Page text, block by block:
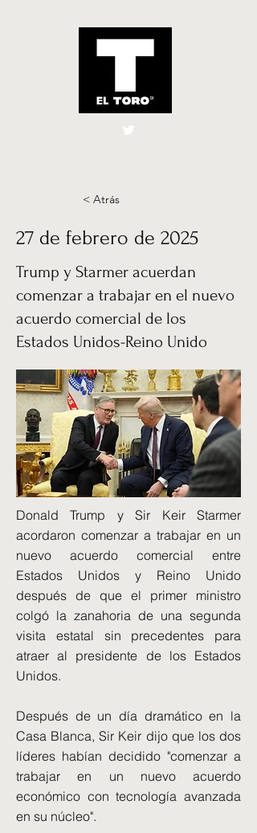
El Toro España
< Atrás
27 de febrero de 2025
Trump y Starmer acuerdan
comenzar a trabajar en el nuevo
acuerdo comercial de los
Estados Unidos-Reino Unido
Donald Trump y Sir Keir Starmer
acordaron comenzar a trabajar en un
nuevo acuerdo comercial entre
Estados Unidos y Reino Unido
después de que el primer ministro
colgó la zanahoria de una segunda
visita estatal sin precedentes para
atraer al presidente de los Estados
Unidos.
Después de un día dramático en la
Casa Blanca, Sir Keir dijo que los dos
líderes habían decidido "comenzar a
trabajar en un nuevo acuerdo
económico con tecnología avanzada
en su núcleo".